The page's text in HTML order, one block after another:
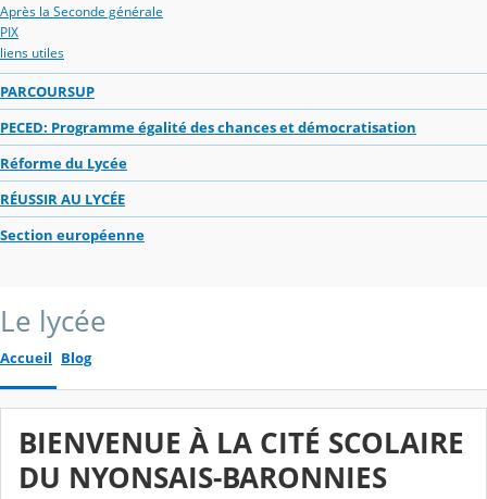
Après la Seconde générale
PIX
liens utiles
PARCOURSUP
PECED: Programme égalité des chances et démocratisation
Réforme du Lycée
RÉUSSIR AU LYCÉE
Section européenne
Le lycée
Accueil Blog
BIENVENUE À LA CITÉ SCOLAIRE
DU NYONSAIS-BARONNIES